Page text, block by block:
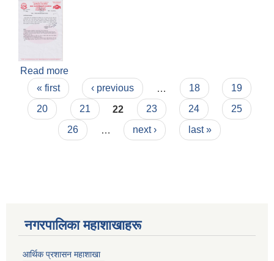
Read more
(शिक्षा)
Pages
« first ‹ previous 18
19
20
21 22 23 24
25
26
next › last »
नगरपालिका महाशाखाहरू
आर्थिक प्रशासन महाशाखा